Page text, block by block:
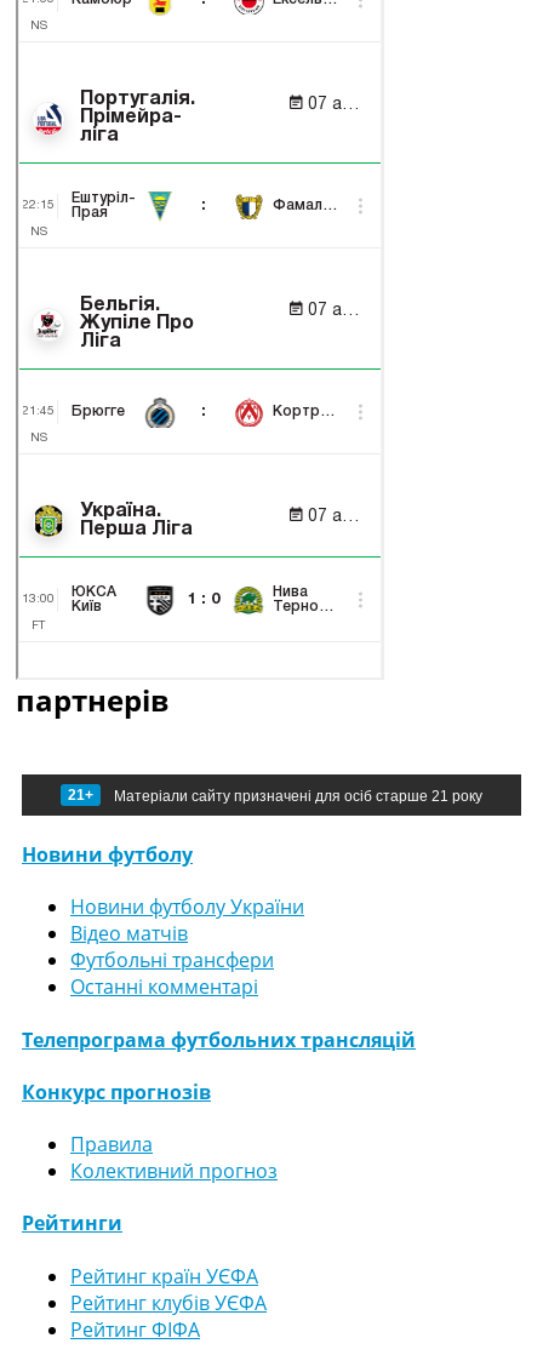
партнерів
21+ Матеріали сайту призначені для осіб старше 21 року
Новини футболу
Новини футболу України
Відео матчів
Футбольні трансфери
Останні комментарі
Телепрограма футбольних трансляцій
Конкурс прогнозів
Правила
Колективний прогноз
Рейтинги
Рейтинг країн УЄФА
Рейтинг клубів УЄФА
Рейтинг ФІФА